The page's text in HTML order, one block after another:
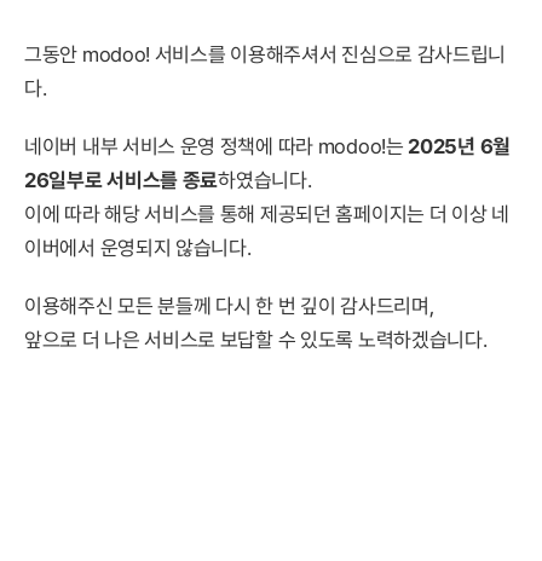
그동안 modoo! 서비스를 이용해주셔서 진심으로 감사드립니
다.
네이버 내부 서비스 운영 정책에 따라 modoo!는 2025년 6월
26일부로 서비스를 종료하였습니다.
이에 따라 해당 서비스를 통해 제공되던 홈페이지는 더 이상 네
이버에서 운영되지 않습니다.
이용해주신 모든 분들께 다시 한 번 깊이 감사드리며,
앞으로 더 나은 서비스로 보답할 수 있도록 노력하겠습니다.